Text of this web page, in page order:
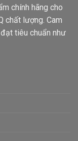
chính hãng cho
chất lượng. Cam
tiêu chuẩn như